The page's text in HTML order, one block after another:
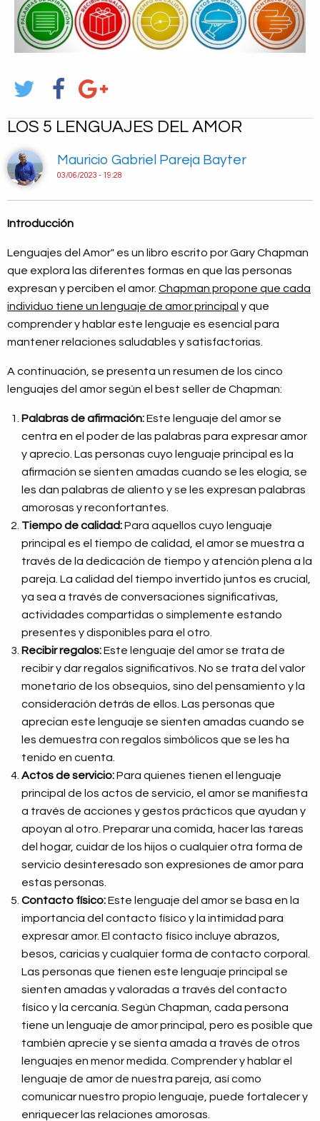
LOS 5 LENGUAJES DEL AMOR
Mauricio Gabriel Pareja Bayter
03/06/2023 - 19:28
Introducción
Lenguajes del Amor" es un libro escrito por Gary Chapman
que explora las diferentes formas en que las personas
expresan y perciben el amor. Chapman propone que cada
individuo tiene un lenguaje de amor principal y que
comprender y hablar este lenguaje es esencial para
mantener relaciones saludables y satisfactorias.
A continuación, se presenta un resumen de los cinco
lenguajes del amor según el best seller de Chapman:
Palabras de afirmación:Este lenguaje del amor se
centra en el poder de las palabras para expresar amor
y aprecio. Las personas cuyo lenguaje principal es la
afirmación se sienten amadas cuando se les elogia, se
les dan palabras de aliento y se les expresan palabras
amorosas y reconfortantes.
Tiempo de calidad:Para aquellos cuyo lenguaje
principal es el tiempo de calidad, el amor se muestra a
través de la dedicación de tiempo y atención plena a la
pareja. La calidad del tiempo invertido juntos es crucial,
ya sea a través de conversaciones significativas,
actividades compartidas o simplemente estando
presentes y disponibles para el otro.
Recibir regalos:Este lenguaje del amor se trata de
recibir y dar regalos significativos. No se trata del valor
monetario de los obsequios, sino del pensamiento y la
consideración detrás de ellos. Las personas que
aprecian este lenguaje se sienten amadas cuando se
les demuestra con regalos simbólicos que se les ha
tenido en cuenta.
Actos de servicio:Para quienes tienen el lenguaje
principal de los actos de servicio, el amor se manifiesta
a través de acciones y gestos prácticos que ayudan y
apoyan al otro. Preparar una comida, hacer las tareas
del hogar, cuidar de los hijos o cualquier otra forma de
servicio desinteresado son expresiones de amor para
estas personas.
Contacto físico:Este lenguaje del amor se basa en la
importancia del contacto físico y la intimidad para
expresar amor. El contacto físico incluye abrazos,
besos, caricias y cualquier forma de contacto corporal.
Las personas que tienen este lenguaje principal se
sienten amadas y valoradas a través del contacto
físico y la cercanía. Según Chapman, cada persona
tiene un lenguaje de amor principal, pero es posible que
también aprecie y se sienta amada a través de otros
lenguajes en menor medida. Comprender y hablar el
lenguaje de amor de nuestra pareja, así como
comunicar nuestro propio lenguaje, puede fortalecer y
enriquecer las relaciones amorosas.